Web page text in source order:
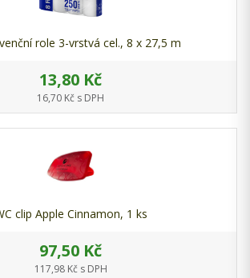
role 3-vrstvá cel., 8 x 27,5 m
13,80 Kč
16,70 Kč s DPH
clip Apple Cinnamon, 1 ks
97,50 Kč
117,98 Kč s DPH